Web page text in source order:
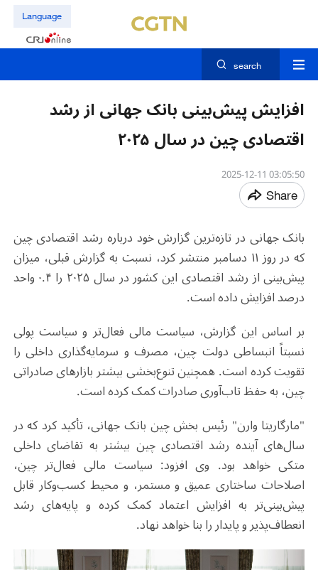
Language
search
افزایش پیش‌بینی بانک جهانی از رشد
اقتصادی چین در سال ۲۰۲۵
03:05:50 2025-12-11
Share
بانک جهانی در تازه‌ترین گزارش خود درباره رشد اقتصادی چین
که در روز ۱۱ دسامبر منتشر کرد، نسبت به گزارش قبلی، میزان
پیش‌بینی از رشد اقتصادی این کشور در سال ۲۰۲۵ را ۰.۴ واحد
درصد افزایش داده است.
بر اساس این گزارش، سیاست مالی فعال‌تر و سیاست پولی
نسبتاً انبساطی دولت چین، مصرف و سرمایه‌گذاری داخلی را
تقویت کرده است. همچنین تنوع‌بخشی بیشتر بازارهای صادراتی
چین، به حفظ تاب‌آوری صادرات کمک کرده است.
"مارگاریتا وارن" رئیس بخش چین بانک جهانی، تأکید کرد که در
سال‌های آینده رشد اقتصادی چین بیشتر به تقاضای داخلی
متکی خواهد بود. وی افزود: سیاست مالی فعال‌تر چین،
اصلاحات ساختاری عمیق و مستمر، و محیط کسب‌وکار قابل
پیش‌بینی‌تر به افزایش اعتماد کمک کرده و پایه‌های رشد
انعطاف‌پذیر و پایدار را بنا خواهد نهاد.